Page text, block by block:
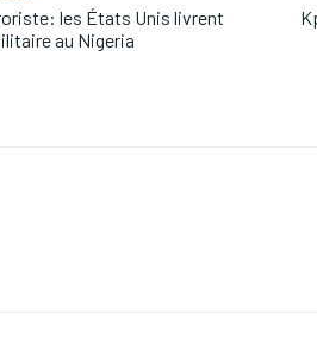
les États Unis livrent
au Nigeria